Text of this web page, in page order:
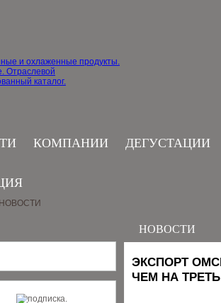
КОМПАНИИ ДЕГУСТАЦИИ
НОВОСТИ
ЭКСПОРТ
ЧЕМ НА